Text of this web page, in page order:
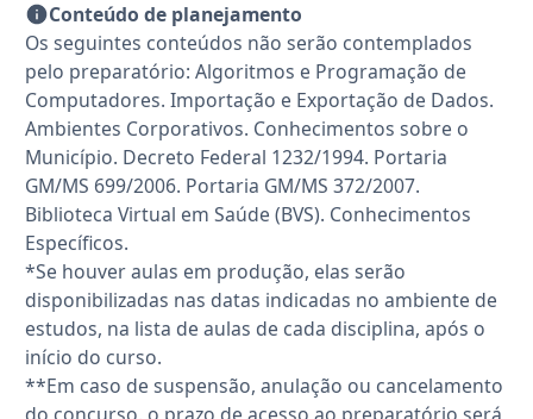
Conteúdo de planejamento
Os seguintes conteúdos não serão contemplados
pelo preparatório: Algoritmos e Programação de
Computadores. Importação e Exportação de Dados.
Ambientes Corporativos. Conhecimentos sobre o
Município. Decreto Federal 1232/1994. Portaria
GM/MS 699/2006. Portaria GM/MS 372/2007.
Biblioteca Virtual em Saúde (BVS). Conhecimentos
Específicos.
*Se houver aulas em produção, elas serão
disponibilizadas nas datas indicadas no ambiente de
estudos, na lista de aulas de cada disciplina, após o
início do curso.
**Em caso de suspensão, anulação ou cancelamento